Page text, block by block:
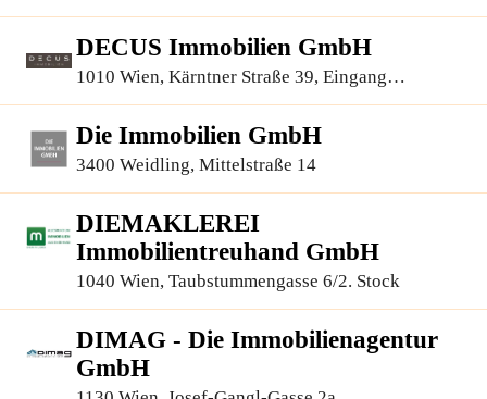
DECUS Immobilien GmbH
1010 Wien, Kärntner Straße 39, Eingang
Die Immobilien GmbH
3400 Weidling, Mittelstraße 14
DIEMAKLEREI
Immobilientreuhand GmbH
1040 Wien, Taubstummengasse 6/2. Stock
DIMAG - Die Immobilienagentur
GmbH